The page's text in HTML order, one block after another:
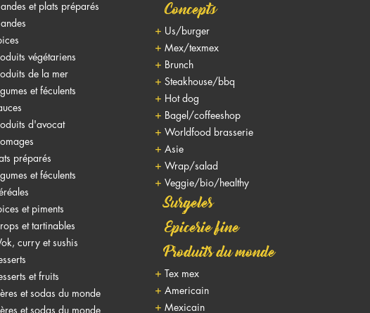
et plats préparés
végétariens
de la mer
et féculents
d'avocat
préparés
et féculents
et piments
et tartinables
curry et sushis
et fruits
et sodas du monde
et sodas du monde
Concepts
Us/burger
Mex/texmex
Brunch
Steakhouse/bbq
Hot dog
Bagel/coffeeshop
Worldfood brasserie
Asie
Wrap/salad
Veggie/bio/healthy
Surgeles
Epicerie fine
Produits du monde
Tex mex
Americain
Mexicain